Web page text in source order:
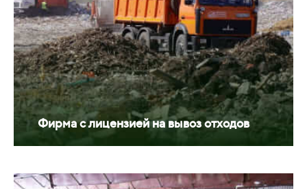
Фирма с лицензией на вывоз отходов